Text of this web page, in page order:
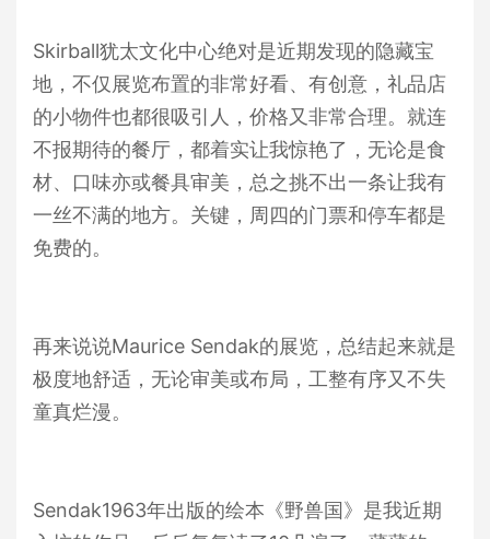
Skirball犹太文化中心绝对是近期发现的隐藏宝
地，不仅展览布置的非常好看、有创意，礼品店
的小物件也都很吸引人，价格又非常合理。就连
不报期待的餐厅，都着实让我惊艳了，无论是食
材、口味亦或餐具审美，总之挑不出一条让我有
一丝不满的地方。关键，周四的门票和停车都是
免费的。
再来说说Maurice Sendak的展览，总结起来就是
极度地舒适，无论审美或布局，工整有序又不失
童真烂漫。
Sendak1963年出版的绘本《野兽国》是我近期